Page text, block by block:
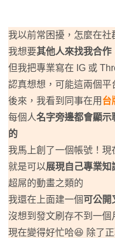
我以前常困擾，怎麼在
我想要其他人來找我合作
但我把專業寫在 IG 或
認真想想，可能這兩個
後來，我看到同事在用 台
每個人名字旁邊都會顯示
的
我馬上創了一個帳號！現
就是可以展現自己專業知
超屌的動畫之類的
我還在上面建一個 可公開
沒想到發文刷存不到一個
現在變得好忙哈😆 除了